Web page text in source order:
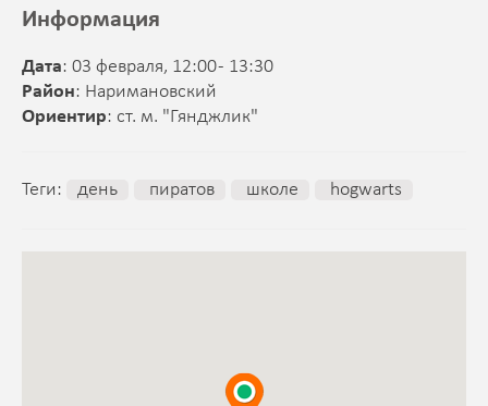
Информация
Дата: 03 февраля, 12:00 - 13:30
Район: Наримановский
Ориентир: ст. м. "Гянджлик"
Теги: день пиратов школе hogwarts